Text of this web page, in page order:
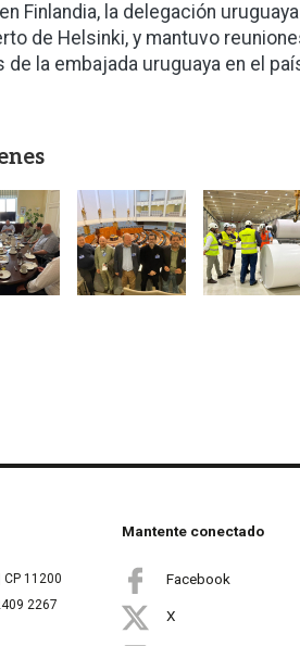
Finlandia, la delegación
de Helsinki, y mantuvo
la embajada uruguaya en el
Imagen Imagen
11200
2267
Mantente conectado
Facebook
X